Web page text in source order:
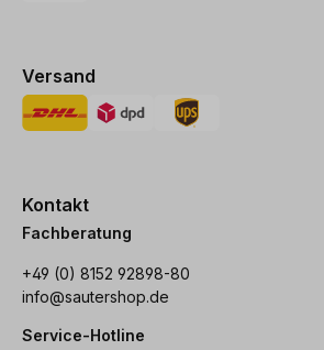
Versand
Kontakt
Fachberatung
+49 (0) 8152 92898-80
info@sautershop.de
Service-Hotline